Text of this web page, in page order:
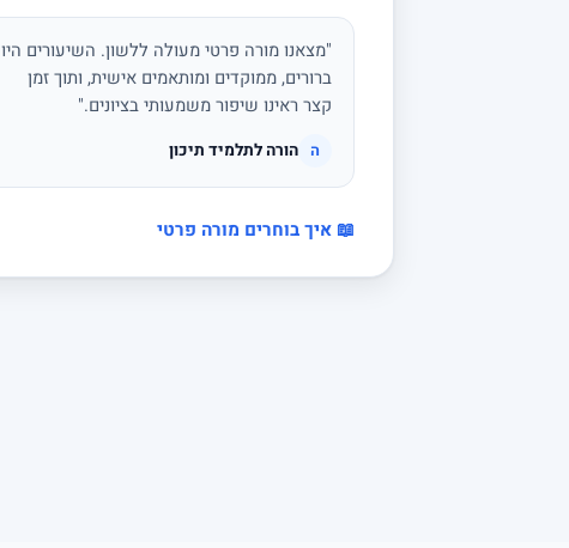
"מצאנו מורה פרטי מעולה ללשון. השיעורים היו
ברורים, ממוקדים ומותאמים אישית, ותוך זמן
קצר ראינו שיפור משמעותי בציונים."
ה הורה לתלמיד תיכון
📖 איך בוחרים מורה פרטי